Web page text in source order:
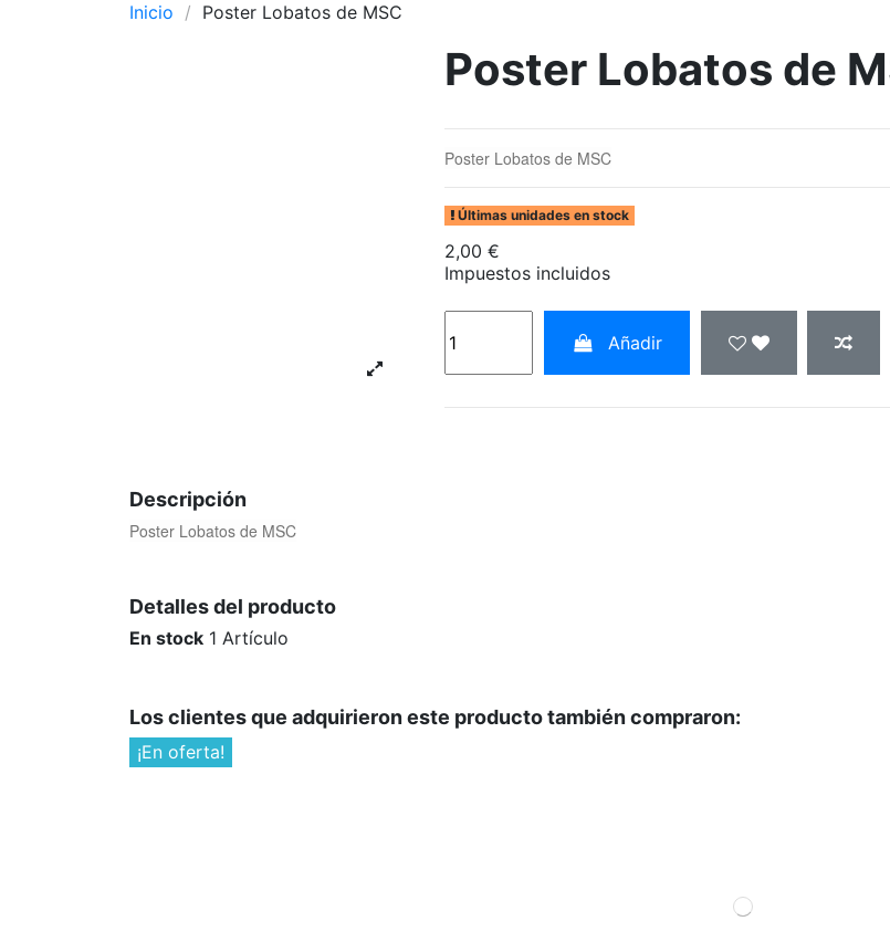
Inicio
Poster Lobatos de MSC
Poster Lobatos de
Poster Lobatos de MSC
Últimas unidades en stock
2,00 €
Impuestos incluidos
Añadir
Descripción
Poster Lobatos de MSC
Detalles del producto
En stock 1 Artículo
Los clientes que adquirieron este producto también compraron:
¡En oferta!